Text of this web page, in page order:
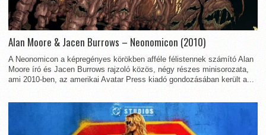
Alan Moore & Jacen Burrows – Neonomicon (2010)
A Neonomicon a képregényes körökben afféle félistennek számító Alan
Moore író és Jacen Burrows rajzoló közös, négy részes minisorozata,
ami 2010-ben, az amerikai Avatar Press kiadó gondozásában került a...